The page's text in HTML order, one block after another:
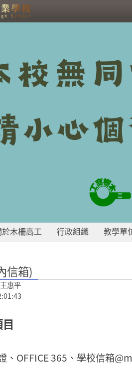
信
於木柵高工 行政組織 教學單
信箱)
惠平
、OFFICE 365、學校信箱